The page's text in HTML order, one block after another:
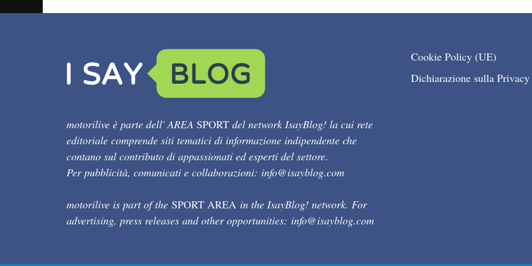
motorilive è parte dell' AREA SPORT del network IsayBlog! la cui rete
editoriale comprende siti tematici di informazione indipendente che
contano sul contributo di appassionati ed esperti del settore.
Per pubblicità, comunicati e collaborazioni: info@isayblog.com
motorilive is part of the SPORT AREA in the IsayBlog! network. For
advertising, press releases and other opportunities: info@isayblog.com
Cookie Policy (UE)
Dichiarazione sulla